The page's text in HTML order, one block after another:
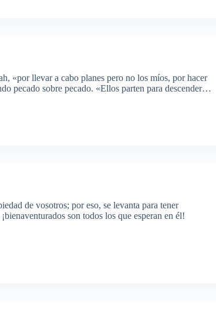
«por llevar a cabo planes pero no los míos, por hacer
pecado sobre pecado. «Ellos parten para descender…
de vosotros; por eso, se levanta para tener
son todos los que esperan en él!